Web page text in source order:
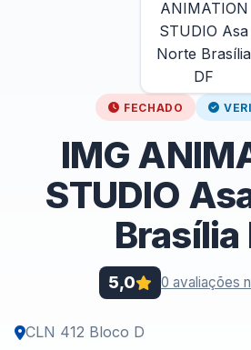
FECHADO
IMG
STUDIO
Brasília
5,0 0 avaliações
CLN 412 Bloco D